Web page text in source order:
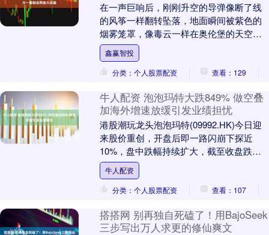
在一声巨响后，刚刚升空的导弹像断了线
的风筝一样翻转坠落，地面瞬间被紫色的
烟雾笼罩，像毒云一样在奥伦堡的天空中
漂浮了整整一个下午。28日，俄罗斯亚斯
内靶场附近的居....
鑫赢智投
分类：个人股票配资
查看：129
牛人配资 泡泡玛特大跌849% 做空叠
加海外增速放缓引发业绩担忧
港股潮玩龙头泡泡玛特(09992.HK)今日迎
来股价重创，开盘后即一路闪崩下探近
10%，盘中跌幅持续扩大，截至收盘跌幅
定格在8.49%，成为当日恒生指数成分股
以....
牛人配资
分类：个人股票配资
查看：107
搭搭网 别再独自死磕了！用BajoSeek
三步写出万人求更的修仙爽文